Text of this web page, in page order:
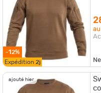
-12%
Expédition 2j
ajouté hier